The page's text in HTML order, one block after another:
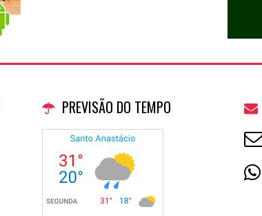
PREVISÃO DO TEMPO